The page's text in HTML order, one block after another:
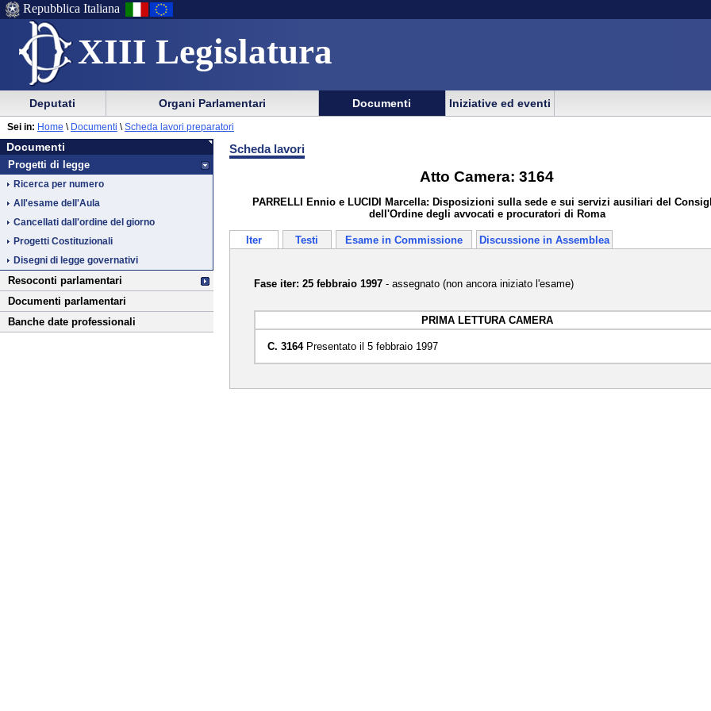
XIII Legislatura
Menu
di
ausilio
alla
navigazione
Menu
di
navigazione
principale
Repubblica Italiana
Menu
di
navigazione
principale
menu
di
sezione
Deputati Organi Parlamentari Documenti Iniziative ed eventi
Documenti
Vai
al
contenuto
Documenti
Progetti di legge
Ricerca per numero
All'esame dell'Aula
Cancellati dall'ordine del giorno
Progetti Costituzionali
Disegni di legge governativi
Resoconti parlamentari
Documenti parlamentari
Banche date professionali
Sei in: Home \ Documenti \ Scheda lavori preparatori
Scheda lavori
Atto Camera: 3164
PARRELLI Ennio e LUCIDI Marcella: Disposizioni sulla sede e sui servizi ausiliari del
dell'Ordine degli avvocati e procuratori di Roma
Iter Testi Esame in Commissione Discussione in Assemblea
Fase iter: 25 febbraio 1997- assegnato (non ancora iniziato l'esame)
PRIMA LETTURA CAMERA
C. 3164Presentato il 5 febbraio 1997